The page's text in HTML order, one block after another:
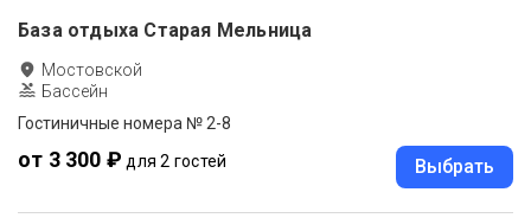
База отдыха Старая Мельница
Мостовской
Бассейн
Гостиничные номера № 2-8
от 3 300 ₽ для 2 гостей Выбрать